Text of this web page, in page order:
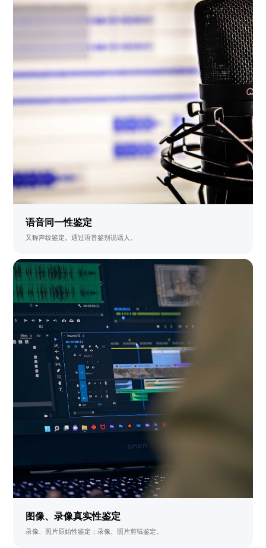
语音同一性鉴定
又称声纹鉴定。通过语音鉴别说话人。
图像、录像真实性鉴定
录像、照片原始性鉴定；录像、照片剪辑鉴定。